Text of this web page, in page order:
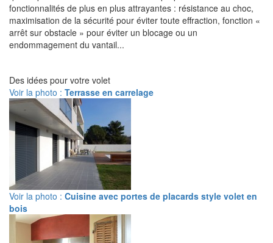
fonctionnalités de plus en plus attrayantes : résistance au choc,
maximisation de la sécurité pour éviter toute effraction, fonction «
arrêt sur obstacle » pour éviter un blocage ou un
endommagement du vantail...
Des idées pour votre volet
Voir la photo : Terrasse en carrelage
Voir la photo : Cuisine avec portes de placards style volet en
bois